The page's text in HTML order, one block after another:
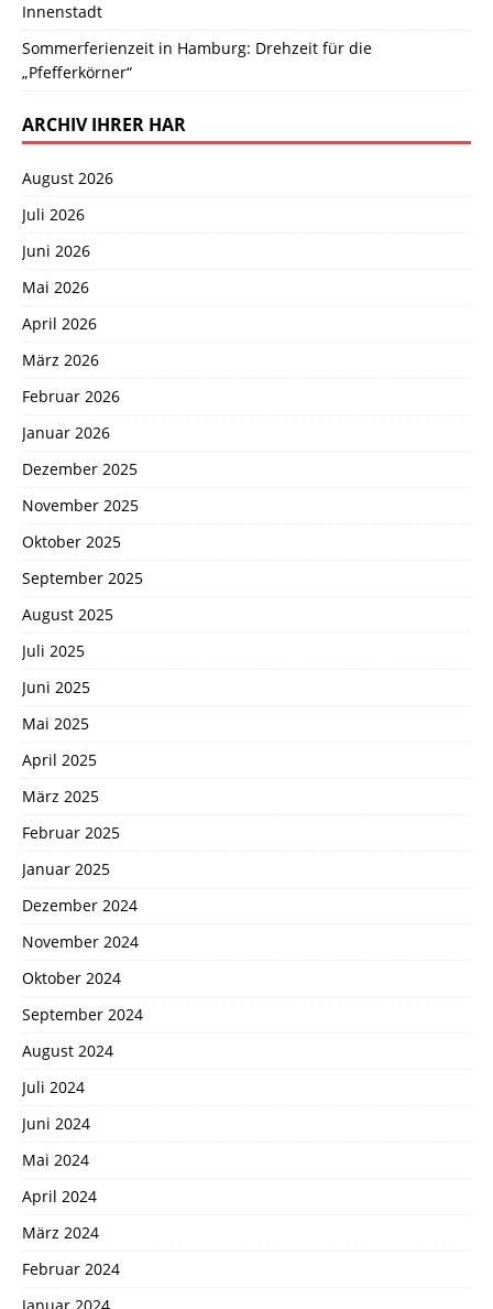
Innenstadt
Sommerferienzeit in Hamburg: Drehzeit für die
„Pfefferkörner“
ARCHIV IHRER HAR
August 2026
Juli 2026
Juni 2026
Mai 2026
April 2026
März 2026
Februar 2026
Januar 2026
Dezember 2025
November 2025
Oktober 2025
September 2025
August 2025
Juli 2025
Juni 2025
Mai 2025
April 2025
März 2025
Februar 2025
Januar 2025
Dezember 2024
November 2024
Oktober 2024
September 2024
August 2024
Juli 2024
Juni 2024
Mai 2024
April 2024
März 2024
Februar 2024